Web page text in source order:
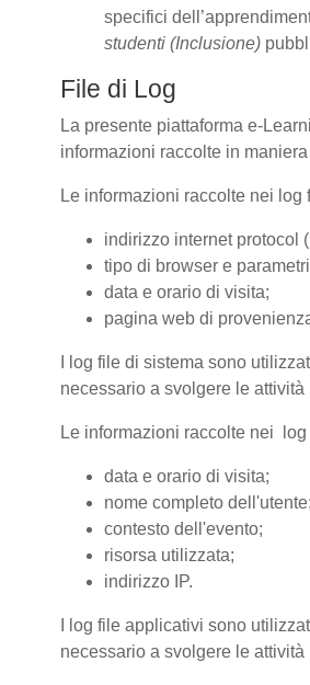
specifici
studenti (Inclusione)
File di Log
La presente piattaforma e-
informazioni raccolte in
Le informazioni raccolte nei
indirizzo internet protocol
tipo di browser e
data e orario di visita;
pagina web di
I log file di sistema sono
necessario a svolgere le attività
Le informazioni raccolte nei
data e orario di visita;
nome completo dell'utente;
contesto dell'evento;
risorsa utilizzata;
indirizzo IP.
I log file applicativi sono
necessario a svolgere le attività